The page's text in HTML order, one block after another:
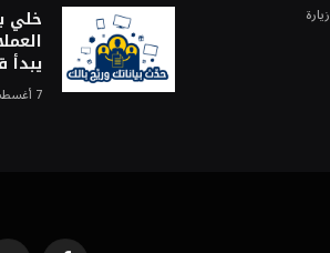
زيارة خلي
يبدأ
7 أغسطس، 2026